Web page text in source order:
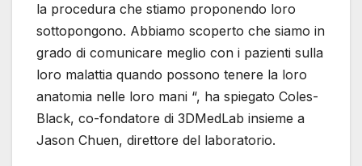
la procedura che stiamo proponendo loro
sottopongono. Abbiamo scoperto che siamo in
grado di comunicare meglio con i pazienti sulla
loro malattia quando possono tenere la loro
anatomia nelle loro mani “, ha spiegato Coles-
Black, co-fondatore di 3DMedLab insieme a
Jason Chuen, direttore del laboratorio.